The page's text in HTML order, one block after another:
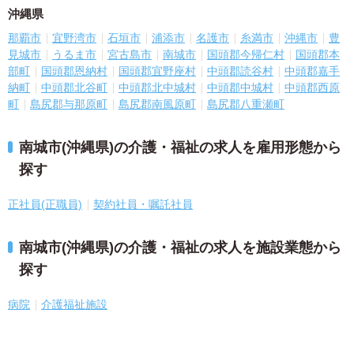
沖縄県
那覇市 宜野湾市 石垣市 浦添市 名護市 糸満市 沖縄市
豊
見城市
うるま市 宮古島市 南城市 国頭郡今帰仁村
国頭郡本
部町
国頭郡恩納村 国頭郡宜野座村 中頭郡読谷村
中頭郡嘉手
納町
中頭郡北谷町 中頭郡北中城村 中頭郡中城村
中頭郡西原
町
島尻郡与那原町 島尻郡南風原町 島尻郡八重瀬町
南城市(沖縄県)の介護・福祉の求人を雇用形態から
探す
正社員(正職員) 契約社員・嘱託社員
南城市(沖縄県)の介護・福祉の求人を施設業態から
探す
病院 介護福祉施設